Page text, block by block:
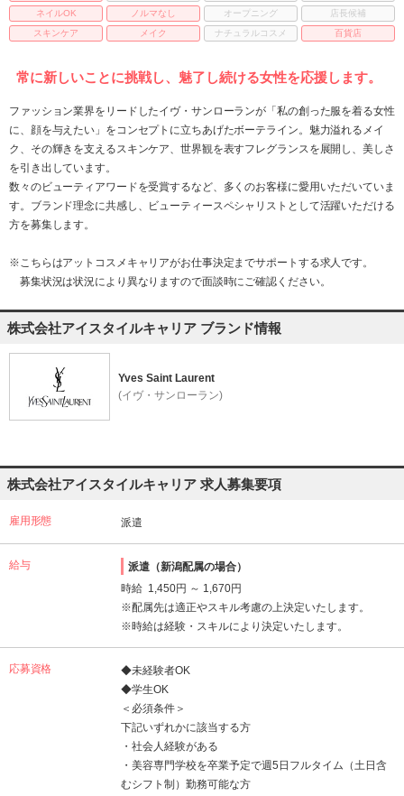
ネイルOK
ノルマなし オープニング
店長候補
スキンケア
メイク ナチュラルコスメ 百貨店
常に新しいことに挑戦し、魅了し続ける女性を応援します。
ファッション業界をリードしたイヴ・サンローランが「私の創った服を着る女性
に、顔を与えたい」をコンセプトに立ちあげたボーテライン。魅力溢れるメイ
ク、その輝きを支えるスキンケア、世界観を表すフレグランスを展開し、美しさ
を引き出しています。
数々のビューティアワードを受賞するなど、多くのお客様に愛用いただいていま
す。ブランド理念に共感し、ビューティースペシャリストとして活躍いただける
方を募集します。
※こちらはアットコスメキャリアがお仕事決定までサポートする求人です。
募集状況は状況により異なりますので面談時にご確認ください。
株式会社アイスタイルキャリア ブランド情報
Yves Saint Laurent
(イヴ・サンローラン)
株式会社アイスタイルキャリア 求人募集要項
雇用形態 派遣
給与
派遣（新潟配属の場合）
時給 1,450円 ～ 1,670円
※配属先は適正やスキル考慮の上決定いたします。
※時給は経験・スキルにより決定いたします。
応募資格
◆未経験者OK
◆学生OK
＜必須条件＞
下記いずれかに該当する方
・社会人経験がある
・美容専門学校を卒業予定で週5日フルタイム（土日含
むシフト制）勤務可能な方